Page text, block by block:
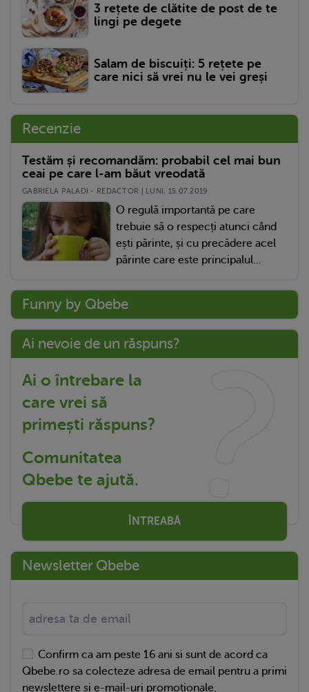
3 rețete de clătite de post de te
lingi pe degete
Salam de biscuiți: 5 rețete pe
care nici să vrei nu le vei greși
Recenzie
Testăm și recomandăm: probabil cel mai bun
ceai pe care l-am băut vreodată
GABRIELA PALADI - REDACTOR | LUNI, 15.07.2019
O regulă importantă pe care
trebuie să o respecți atunci când
ești părinte, și cu precădere acel
părinte care este principalul...
Funny by Qbebe
Ai nevoie de un răspuns?
Ai o întrebare la
care vrei să
primești răspuns?
Comunitatea
Qbebe te ajută.
ÎNTREABĂ
Newsletter Qbebe
Confirm ca am peste 16 ani si sunt de acord ca
Qbebe.ro sa colecteze adresa de email pentru a primi
newslettere si e-mail-uri promotionale.